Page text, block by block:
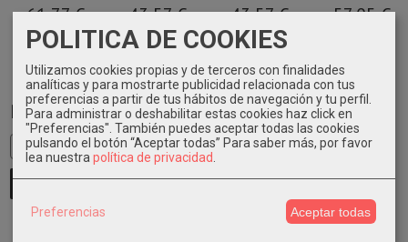
Marcas
61,77 € 43,57 € 43,57 € 57,05 €
POLITICA DE COOKIES
Utilizamos cookies propias y de terceros con finalidades
analíticas y para mostrarte publicidad relacionada con tus
preferencias a partir de tus hábitos de navegación y tu perfil.
Para administrar o deshabilitar estas cookies haz click en
"Preferencias". También puedes aceptar todas las cookies
pulsando el botón “Aceptar todas” Para saber más, por favor
lea nuestrapolítica de privacidad.
Preferencias Aceptar todas